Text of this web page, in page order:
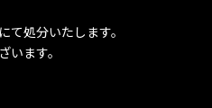
処分いたします。
ます。